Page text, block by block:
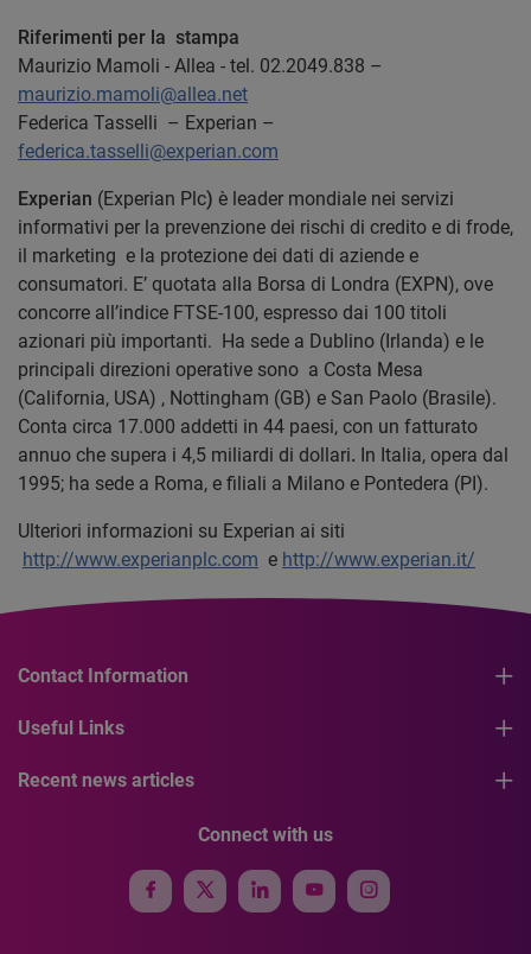
Riferimenti per la stampa
Maurizio Mamoli - Allea - tel. 02.2049.838 –
maurizio.mamoli@allea.net
Federica Tasselli – Experian –
federica.tasselli@experian.com
Experian (Experian Plc) è leader mondiale nei servizi
informativi per la prevenzione dei rischi di credito e di frode,
il marketing e la protezione dei dati di aziende e
consumatori. E’ quotata alla Borsa di Londra (EXPN), ove
concorre all’indice FTSE-100, espresso dai 100 titoli
azionari più importanti. Ha sede a Dublino (Irlanda) e le
principali direzioni operative sono a Costa Mesa
(California, USA) , Nottingham (GB) e San Paolo (Brasile).
Conta circa 17.000 addetti in 44 paesi, con un fatturato
annuo che supera i 4,5 miliardi di dollari. In Italia, opera dal
1995; ha sede a Roma, e filiali a Milano e Pontedera (PI).
Ulteriori informazioni su Experian ai siti
http://www.experianplc.com e http://www.experian.it/
Contact Information
Useful Links
Recent news articles
Connect with us